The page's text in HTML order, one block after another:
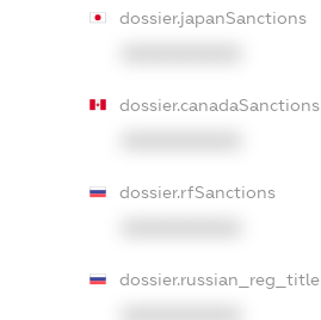
dossier.japanSanctions
dossier.canadaSanctions
dossier.rfSanctions
dossier.russian_reg_title